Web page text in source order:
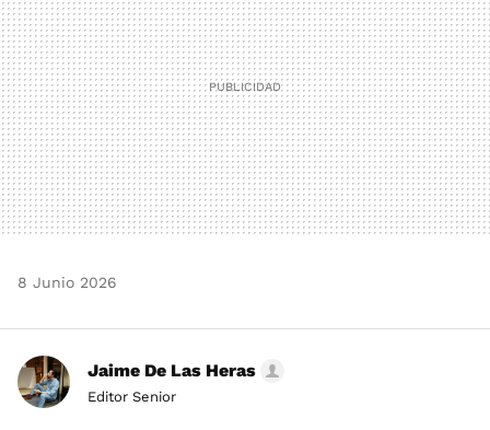
8 Junio 2026
Jaime De Las Heras
Editor Senior